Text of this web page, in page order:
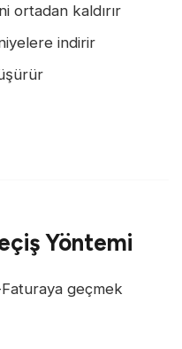
ortadan kaldırır
indirir
Yöntemi
geçmek